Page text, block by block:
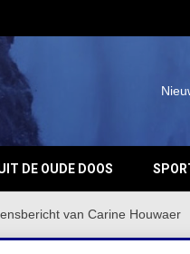
DE OUDE DOOS
van Carine Houwaer